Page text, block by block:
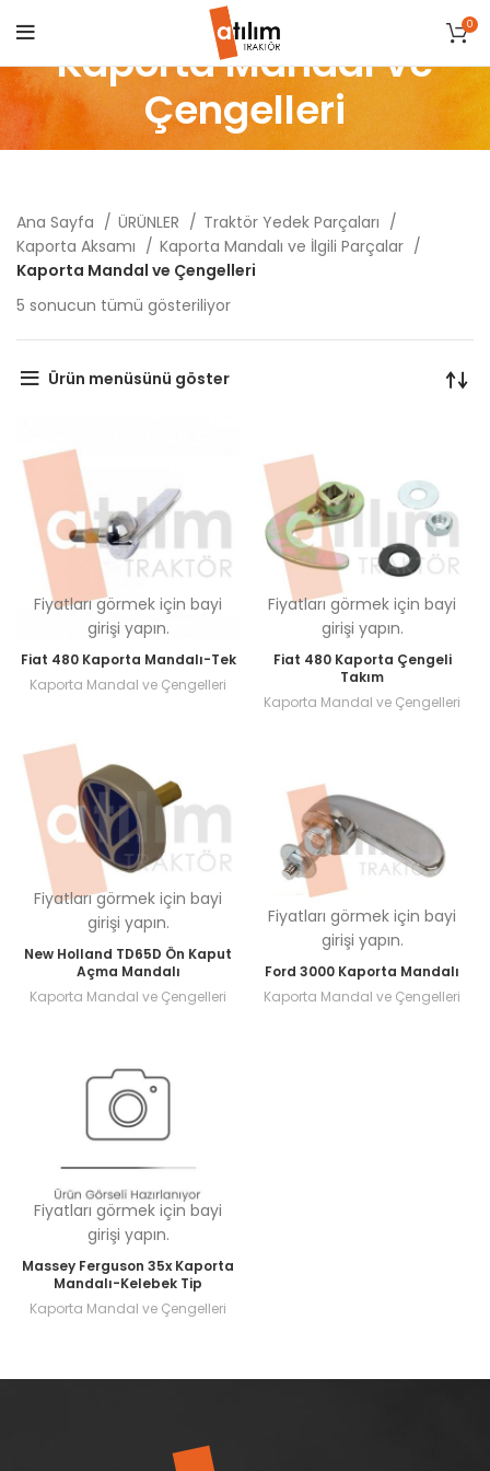
0
Kaporta Mandal ve
Çengelleri
Ana Sayfa ÜRÜNLER
Traktör Yedek Parçaları
Kaporta Aksamı
Kaporta Mandalı ve İlgili Parçalar
Kaporta Mandal ve Çengelleri
5 sonucun tümü gösteriliyorPopülerliğe
Ürün menüsünü göster
Fiyatları görmek için bayi
girişi yapın.
Fiat 480 Kaporta Mandalı-Tek
Kaporta Mandal ve Çengelleri
Fiyatları görmek için bayi
girişi yapın.
Fiat 480 Kaporta Çengeli
Takım
Kaporta Mandal ve Çengelleri
Fiyatları görmek için bayi
girişi yapın.
New Holland TD65D Ön Kaput
Açma Mandalı
Kaporta Mandal ve Çengelleri
Fiyatları görmek için bayi
girişi yapın.
Ford 3000 Kaporta Mandalı
Kaporta Mandal ve Çengelleri
Fiyatları görmek için bayi
girişi yapın.
Massey Ferguson 35x Kaporta
Mandalı-Kelebek Tip
Kaporta Mandal ve Çengelleri